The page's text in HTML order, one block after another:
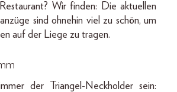
Wir finden: Die aktuellen
sind ohnehin viel zu schön, um
auf der Liege zu tragen.
der Triangel-Neckholder sein: